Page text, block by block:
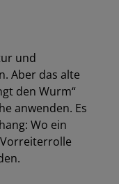
und
Aber das alte
den Wurm“
anwenden. Es
Wo ein